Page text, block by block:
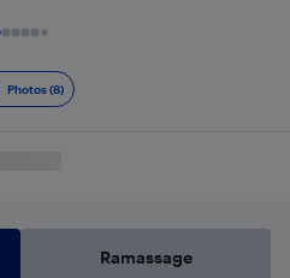
Photos (8)
Ramassage